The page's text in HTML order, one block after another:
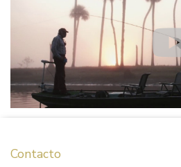
Contacto